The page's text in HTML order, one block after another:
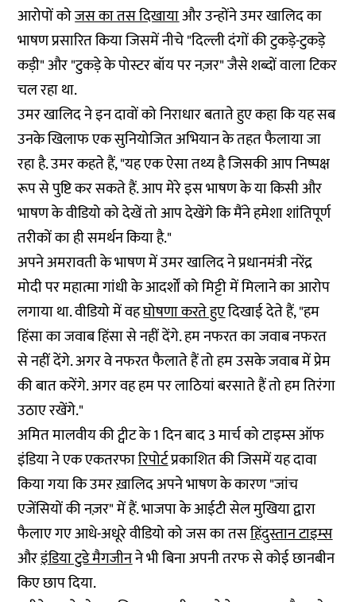
आरोपों कोजस का तस दिखायाऔर उन्होंने उमर खालिद का
भाषण प्रसारित किया जिसमें नीचे "दिल्ली दंगों की टुकड़े-टुकड़े
कड़ी" और "टुकड़े के पोस्टर बॉय पर नज़र" जैसे शब्दों वाला टिकर
चल रहा था.
उमर खालिद ने इन दावों को निराधार बताते हुए कहा कि यह सब
उनके खिलाफ एक सुनियोजित अभियान के तहत फैलाया जा
रहा है.‌ उमर कहते हैं, "यह एक ऐसा तथ्य है जिसकी आप निष्पक्ष
रूप से पुष्टि कर सकते हैं. आप मेरे इस भाषण के या किसी और
भाषण के वीडियो को देखें तो आप देखेंगे कि मैंने हमेशा शांतिपूर्ण
तरीकों का ही समर्थन किया है."
अपने अमरावती के भाषण में उमर खालिद ने प्रधानमंत्री नरेंद्र
मोदी पर महात्मा गांधी के आदर्शों को मिट्टी में मिलाने का आरोप
लगाया था. वीडियो में वहघोषणा करते हुएदिखाई देते हैं, "हम
हिंसा का जवाब हिंसा से नहीं देंगे. हम नफरत का जवाब नफरत
से नहीं देंगे. अगर वे नफरत फैलाते हैं तो हम उसके जवाब में प्रेम
की बात करेंगे. अगर वह हम पर लाठियां बरसाते हैं तो हम तिरंगा
उठाए रखेंगे."
अमित मालवीय की ट्वीट के 1 दिन बाद 3 मार्च को टाइम्स ऑफ
इंडिया ने एक एकतरफारिपोर्टप्रकाशित की जिसमें यह दावा
किया गया कि उमर ख़ालिद अपने भाषण के कारण "जांच
एजेंसियों की नज़र" में हैं. भाजपा के आईटी सेल मुखिया द्वारा
फैलाए गए आधे-अधूरे वीडियो को जस का तसहिंदुस्तान टाइम्स
औरइंडिया टुडे मैगजीनने भी बिना अपनी तरफ से कोई छानबीन
किए छाप दिया.